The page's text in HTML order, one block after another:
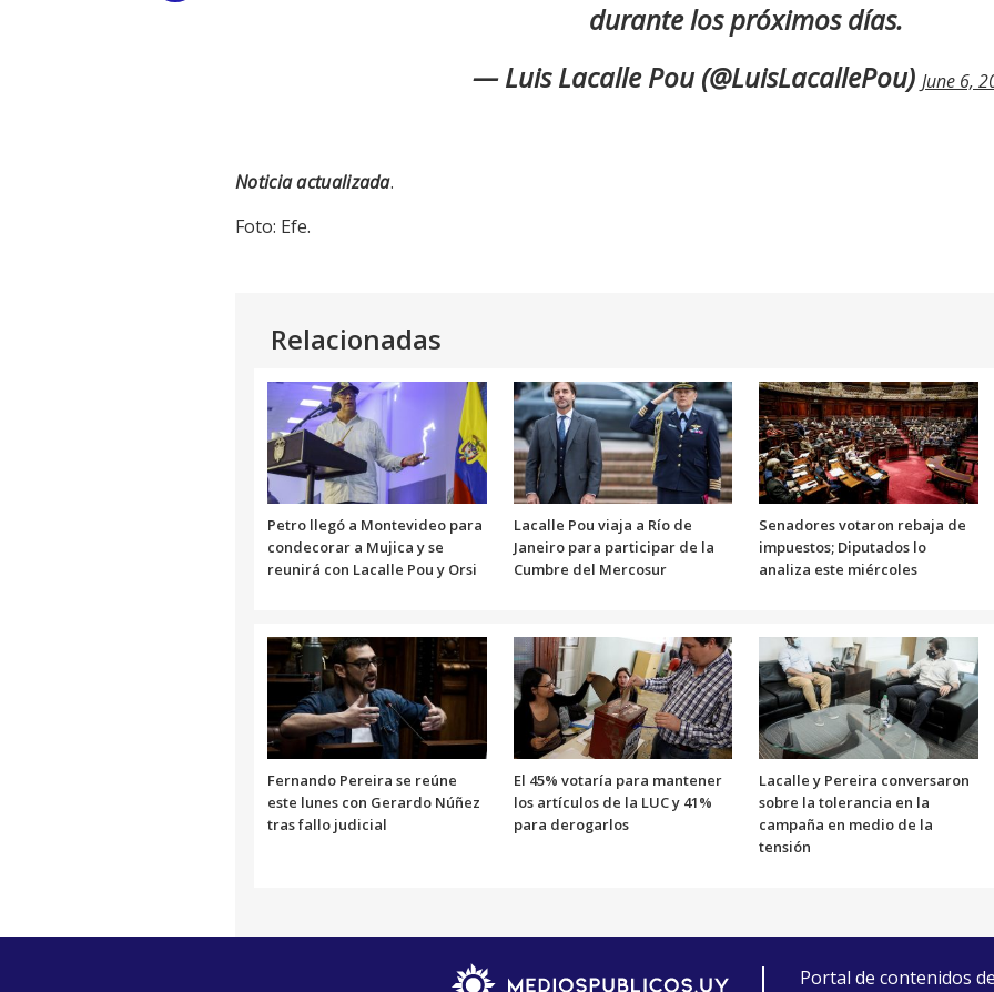
durante los próximos días.
— Luis Lacalle Pou (@LuisLacallePou) June 6,
Noticia actualizada.
Foto: Efe.
Relacionadas
Petro llegó a Montevideo para
condecorar a Mujica y se
reunirá con Lacalle Pou y Orsi
Lacalle Pou viaja a Río de
Janeiro para participar de la
Cumbre del Mercosur
Senadores votaron rebaja de
impuestos; Diputados lo
analiza este miércoles
Fernando Pereira se reúne
este lunes con Gerardo Núñez
tras fallo judicial
El 45% votaría para mantener
los artículos de la LUC y 41%
para derogarlos
Lacalle y Pereira conversaron
sobre la tolerancia en la
campaña en medio de la
tensión
Portal de contenidos